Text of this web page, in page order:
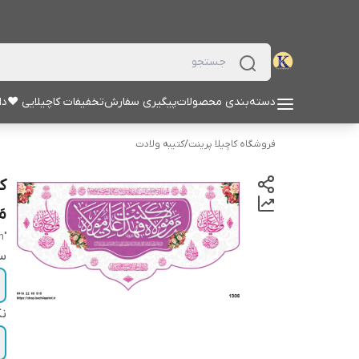
دسته‌بندی محصولاتپیگیری سفارشتخفیفات کاچیلایی ♥
فروشگاه کاچیلا پرینت/کتیبه ولادت
"man kunt mawlah fahadha ealiun mawlah"